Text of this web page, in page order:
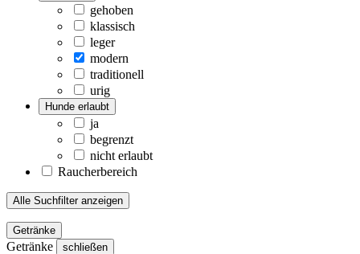
gehoben
klassisch
leger
modern
traditionell
urig
Hunde erlaubt
ja
begrenzt
nicht erlaubt
Raucherbereich
Alle Suchfilter anzeigen
Getränke
Getränke schließen